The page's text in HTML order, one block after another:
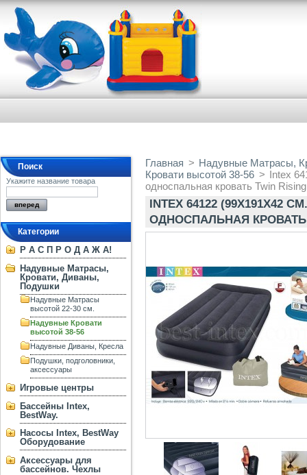
Поиск
Укажите название товара
Категории
Р А С П Р О Д А Ж А!
Надувные Матрасы,
Кровати, Диваны,
Подушки
Надувные Матрасы
высотой 22-30 см.
Надувные Кровати
высотой 38-56
Надувные Диваны, Кресла
Подушки, подголовники,
аксессуары
Игровые центры
Бассейны Intex,
BestWay.
Насосы Intex, BestWay
Оборудование
Аксессуары для
бассейнов. Чехлы
Главная > Надувные Матрасы,
Кровати высотой 38-56 > Intex
односпальная кровать Twin
INTEX 64122 (99Х191Х42
ОДНОСПАЛЬНАЯ КРОВАТЬ